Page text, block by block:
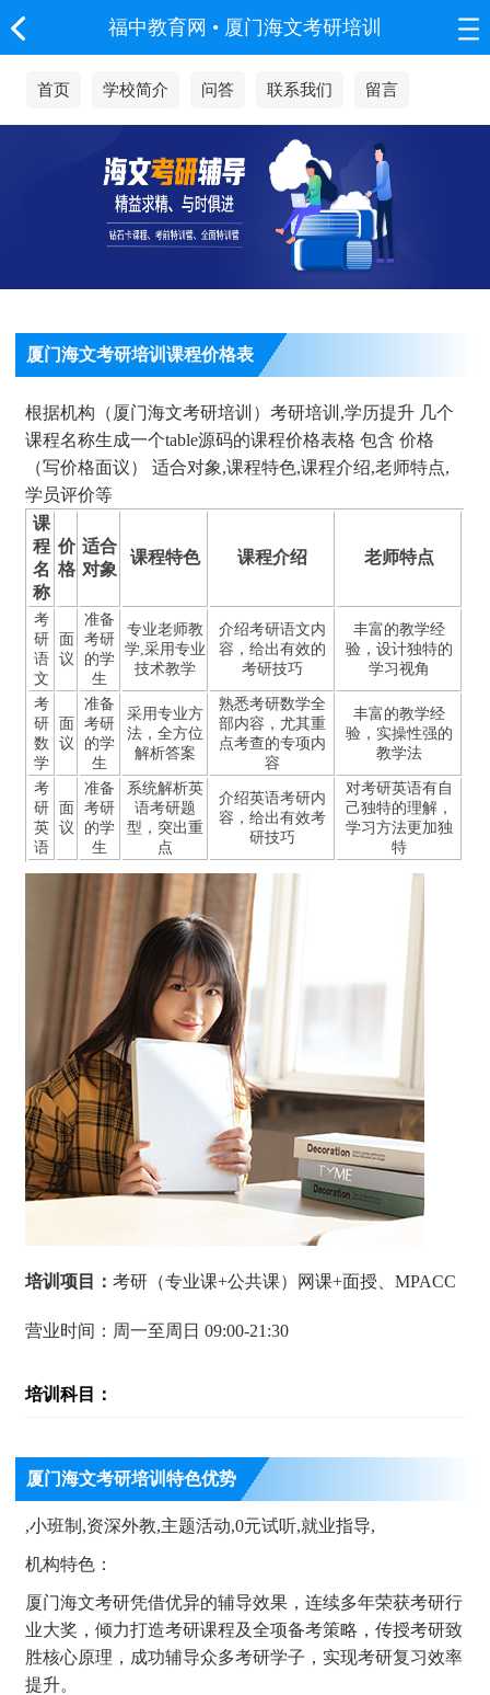
福中教育网 • 厦门海文考研培训
首页 学校简介 问答 联系我们 留言
厦门海文考研培训课程价格表
根据机构（厦门海文考研培训）考研培训,学历提升 几个
课程名称生成一个table源码的课程价格表格 包含 价格
（写价格面议） 适合对象,课程特色,课程介绍,老师特点,
学员评价等
课
程
名
称
价
格
适合
对象
课程特色 课程介绍 老师特点
考
研
语
文
面
议
准备
考研
的学
生
专业老师教
学,采用专业
技术教学
介绍考研语文内
容，给出有效的
考研技巧
丰富的教学经
验，设计独特的
学习视角
考
研
数
学
面
议
准备
考研
的学
生
采用专业方
法，全方位
解析答案
熟悉考研数学全
部内容，尤其重
点考查的专项内
容
丰富的教学经
验，实操性强的
教学法
考
研
英
语
面
议
准备
考研
的学
生
系统解析英
语考研题
型，突出重
点
介绍英语考研内
容，给出有效考
研技巧
对考研英语有自
己独特的理解，
学习方法更加独
特
培训项目：考研（专业课+公共课）网课+面授、MPACC
营业时间：周一至周日 09:00-21:30
培训科目：
厦门海文考研培训特色优势
,小班制,资深外教,主题活动,0元试听,就业指导,
机构特色：
厦门海文考研凭借优异的辅导效果，连续多年荣获考研行
业大奖，倾力打造考研课程及全项备考策略，传授考研致
胜核心原理，成功辅导众多考研学子，实现考研复习效率
提升。